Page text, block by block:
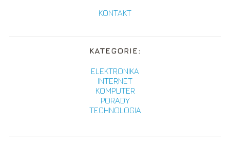
KONTAKT
KATEGORIE:
ELEKTRONIKA
INTERNET
KOMPUTER
PORADY
TECHNOLOGIA